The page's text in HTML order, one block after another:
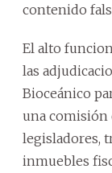
contenido
El alto
las
Bioceánico
una comisión
legisladores,
inmuebles